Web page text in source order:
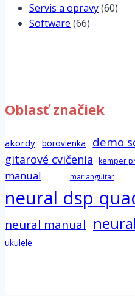
Servis a opravy(60)
Software (66)
Oblasť značiek
akordy borovienka demo
gitarové cvičenia kemper
manual marianguitar
neural dsp
neural manual
ukulele